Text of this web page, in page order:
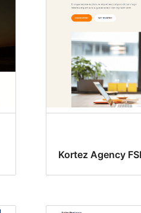
Kortez Agency